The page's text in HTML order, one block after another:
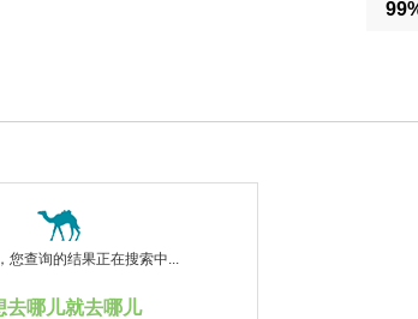
您查询的结果正在搜索中...
去哪儿就去哪儿